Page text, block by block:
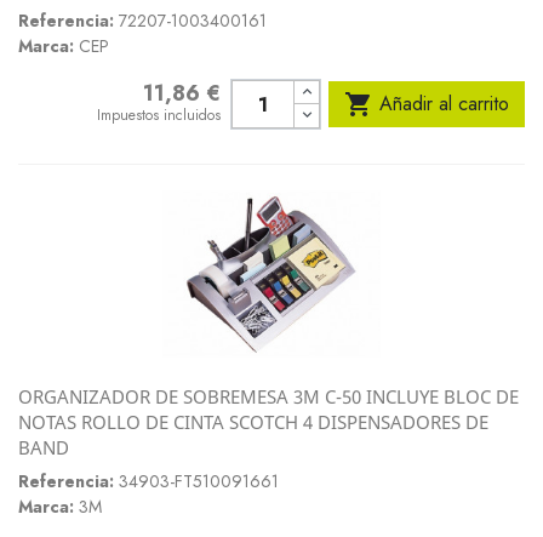
Referencia: 72207-1003400161
Marca: CEP
11,86 €
Impuestos incluidos  Añadir al carrito
ORGANIZADOR DE SOBREMESA 3M C-50 INCLUYE BLOC DE
NOTAS ROLLO DE CINTA SCOTCH 4 DISPENSADORES DE
BAND
Referencia: 34903-FT510091661
Marca: 3M